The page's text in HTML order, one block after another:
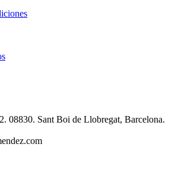
08830. Sant Boi de Llobregat, Barcelona.